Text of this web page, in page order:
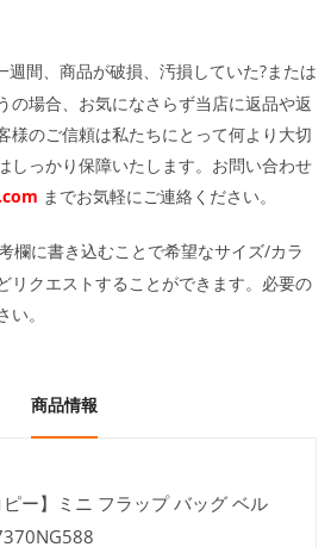
週間、商品が破損、汚損していた?または
の場合、お気になさらず当店に返品や返
様のご信頼は私たちにとって何より大切
しっかり保障いたします。お問い合わせ
までお気軽にご連絡ください。
欄に書き込むことで希望なサイズ/カラ
リクエストすることができます。必要の
。
商品情報
ー】ミニ フラップ バッグ ベル